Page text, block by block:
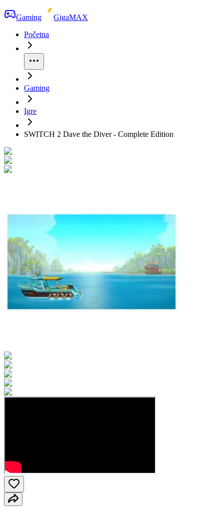
Gaming
GigaMAX
Početna
Gaming
Igre
SWITCH 2 Dave the Diver - Complete Edition